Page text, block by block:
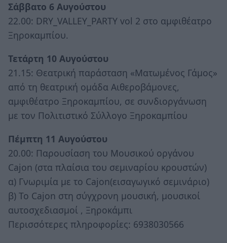
Σάββατο 6 Αυγούστου
22.00: DRY_VALLEY_PARTY vol 2 στο αμφιθέατρο
Ξηροκαμπίου.
Τετάρτη 10 Αυγούστου
21.15: Θεατρική παράσταση «Ματωμένος Γάμος»
από τη θεατρική ομάδα Αιθεροβάμονες,
αμφιθέατρο Ξηροκαμπίου, σε συνδιοργάνωση
με τον Πολιτιστικό Σύλλογο Ξηροκαμπίου
Πέμπτη 11 Αυγούστου
20.00: Παρουσίαση του Μουσικού οργάνου
Cajon (στα πλαίσια του σεμιναρίου κρουστών)
α) Γνωριμία με το Cajon(εισαγωγικό σεμινάριο)
β) Το Cajon στη σύγχρονη μουσική, μουσικοί
αυτοσχεδιασμοί , Ξηροκάμπι
Περισσότερες πληροφορίες: 6938030566